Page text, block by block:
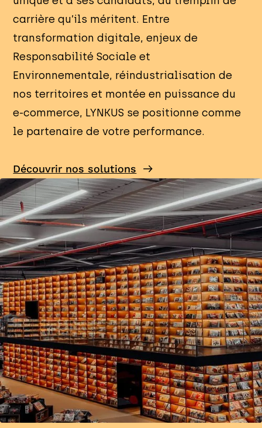
carrière qu’ils méritent. Entre
transformation digitale, enjeux de
Responsabilité Sociale et
Environnementale, réindustrialisation de
nos territoires et montée en puissance du
e-commerce, LYNKUS se positionne comme
le partenaire de votre performance.
Découvrir nos solutions